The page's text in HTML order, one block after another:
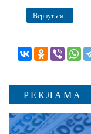
Вернуться...
РЕКЛАМА